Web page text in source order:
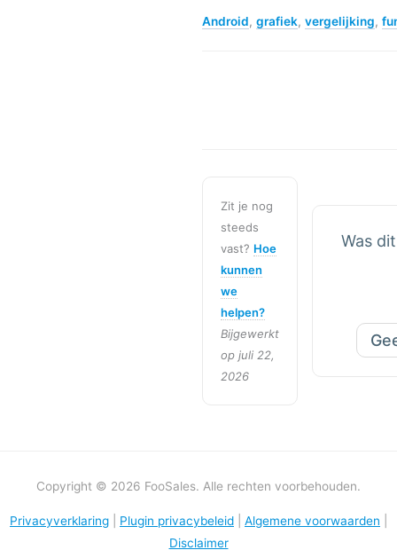
Android, grafiek, vergelijking,
Zit je nog
steeds
vast? Hoe
kunnen
we
helpen?
Bijgewerkt
op juli 22,
2026
Was
Copyright © 2026 FooSales. Alle rechten voorbehouden.
Privacyverklaring Plugin privacybeleid Algemene voorwaarden
Disclaimer